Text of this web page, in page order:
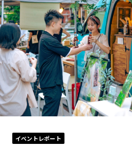
イベントレポート